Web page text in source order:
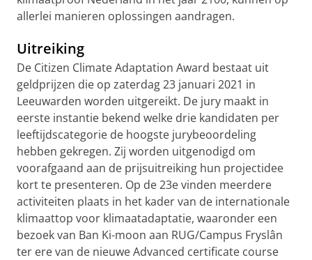
allerlei manieren oplossingen aandragen.
Uitreiking
De Citizen Climate Adaptation Award bestaat uit
geldprijzen die op zaterdag 23 januari 2021 in
Leeuwarden worden uitgereikt. De jury maakt in
eerste instantie bekend welke drie kandidaten per
leeftijdscategorie de hoogste jurybeoordeling
hebben gekregen. Zij worden uitgenodigd om
voorafgaand aan de prijsuitreiking hun projectidee
kort te presenteren. Op de 23e vinden meerdere
activiteiten plaats in het kader van de internationale
klimaattop voor klimaatadaptatie, waaronder een
bezoek van Ban Ki-moon aan RUG/Campus Fryslân
ter ere van de nieuwe Advanced certificate course